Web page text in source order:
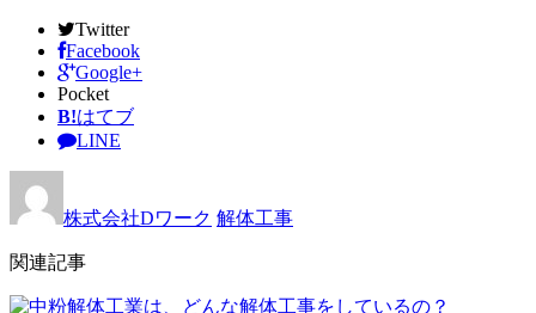
Twitter
Facebook
Google+
Pocket
B!はてブ
LINE
株式会社Dワーク 解体工事
関連記事